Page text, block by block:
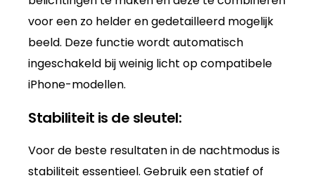
voor een zo helder en gedetailleerd mogelijk
beeld. Deze functie wordt automatisch
ingeschakeld bij weinig licht op compatibele
iPhone-modellen.
Stabiliteit is de sleutel:
Voor de beste resultaten in de nachtmodus is
stabiliteit essentieel. Gebruik een statief of